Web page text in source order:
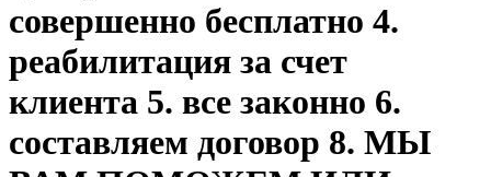
совершенно бесплатно 4.
реабилитация за счет
клиента 5. все законно 6.
составляем договор 8. МЫ